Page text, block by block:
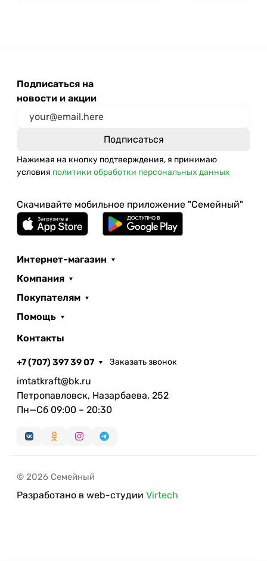
Подписаться на
новости и акции
Нажимая на кнопку подтверждения, я принимаю
условия политики обработки персональных данных
Скачивайте мобильное приложение "Семейный"
Интернет-магазин
Компания
Покупателям
Помощь
Контакты
+7 (707) 397 39 07 Заказать звонок
imtatkraft@bk.ru
Петропавловск, Назарбаева, 252
Пн—Сб 09:00 – 20:30
© 2026 Семейный
Разработано в web-студии Virtech